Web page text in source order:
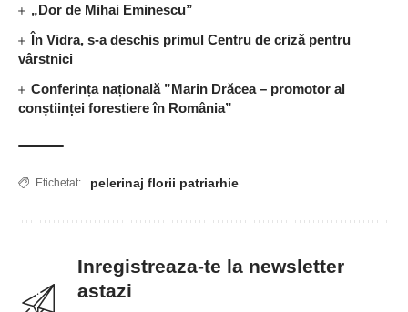
„Dor de Mihai Eminescu”
În Vidra, s-a deschis primul Centru de criză pentru
vârstnici
Conferința națională ”Marin Drăcea – promotor al
conștiinței forestiere în România”
Etichetat: pelerinaj florii patriarhie
Inregistreaza-te la newsletter
astazi